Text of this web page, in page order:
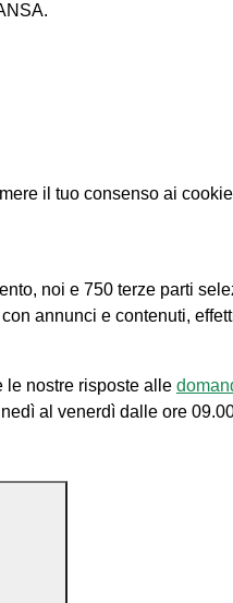
il tuo consenso ai
noi e 750 terze parti
annunci e contenuti,
le nostre risposte alle
al venerdì dalle ore